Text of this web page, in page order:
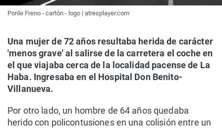
Ponle Freno - cartón - logo | atresplayer.com
Una mujer de 72 años resultaba herida de carácter
'menos grave' al salirse de la carretera el coche en
el que viajaba cerca de la localidad pacense de La
Haba. Ingresaba en el Hospital Don Benito-
Villanueva.
Por otro lado, un hombre de 64 años quedaba
herido con policontusiones en una colisión entre un